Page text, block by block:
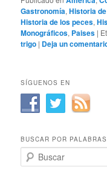
Gastronomía,Historia
Historia de los peces,
Monográficos, Paises |
trigo | Deja un
SÍGUENOS EN
BUSCAR POR PALABRAS
u